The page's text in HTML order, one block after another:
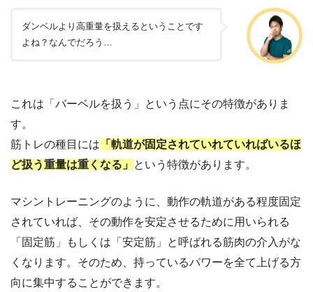
ダンベルより高重量を扱えるということです
よね？なんでだろう…
これは「バーベルを扱う」という点にその特徴がありま
す。
筋トレの種目には 「軌道が固定されていれていればいるほ
ど扱う重量は重くなる」 という特徴があります。
マシントレーニングのように、動作の軌道がある程度固定
されていれば、その動作を安定させるために用いられる
「固定筋」もしくは「安定筋」と呼ばれる筋肉の介入がな
くなります。そのため、持っているパワーを全て上げる方
向に集中することができます。